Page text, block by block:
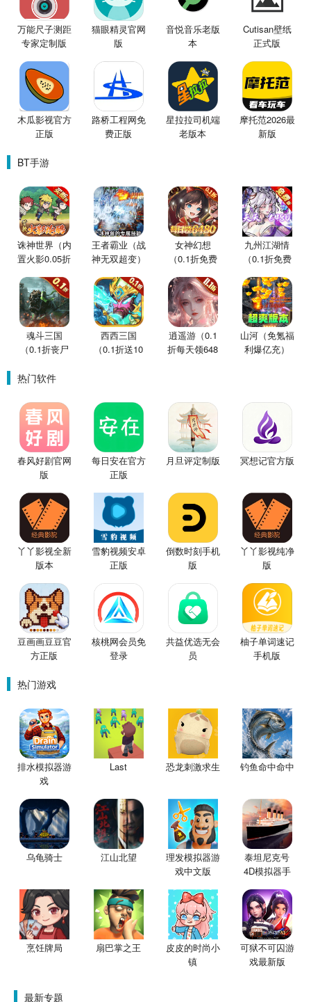
万能尺子测距
专家定制版
猫眼精灵官网
版
音悦音乐老版
本
Cutisan壁纸
正式版
木瓜影视官方
正版
路桥工程网免
费正版
星拉拉司机端
老版本
摩托范2026最
新版
BT手游
诛神世界（内
置火影0.05折
王者霸业（战
神无双超变）
女神幻想
（0.1折免费
九州江湖情
（0.1折免费
魂斗三国
（0.1折丧尸
西西三国
（0.1折送10
逍遥游（0.1
折每天领648
山河（免氪福
利爆亿充）
热门软件
春风好剧官网
版
每日安在官方
正版
月旦评定制版 冥想记官方版
丫丫影视全新
版本
雪豹视频安卓
正版
倒数时刻手机
版
丫丫影视纯净
版
豆画画豆豆官
方正版
核桃网会员免
登录
共益优选无会
员
柚子单词速记
手机版
热门游戏
排水模拟器游
戏
Last 恐龙刺激求生 钓鱼命中命中
乌龟骑士 江山北望
理发模拟器游
戏中文版
泰坦尼克号
4D模拟器手
烹饪牌局 扇巴掌之王
皮皮的时尚小
镇
可狱不可囚游
戏最新版
最新专题